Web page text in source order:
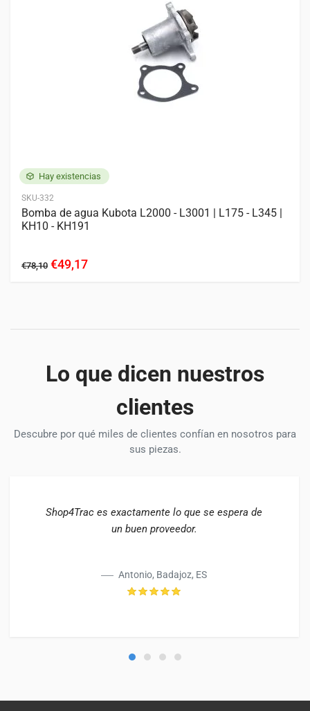
Hay existencias
SKU-332
Bomba de agua Kubota L2000 - L3001 | L175 - L345 |
KH10 - KH191
€78,10 €49,17
Lo que dicen nuestros
clientes
Descubre por qué miles de clientes confían en nosotros para
sus piezas.
Shop4Trac es exactamente lo que se espera de
un buen proveedor.
Antonio, Badajoz, ES